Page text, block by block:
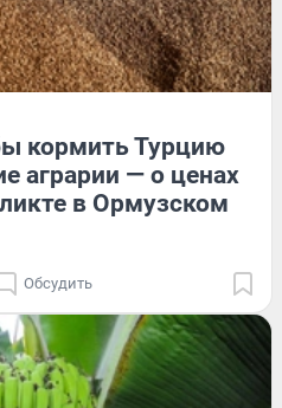
кормить Турцию
аграрии — о ценах
в Ормузском
Обсудить